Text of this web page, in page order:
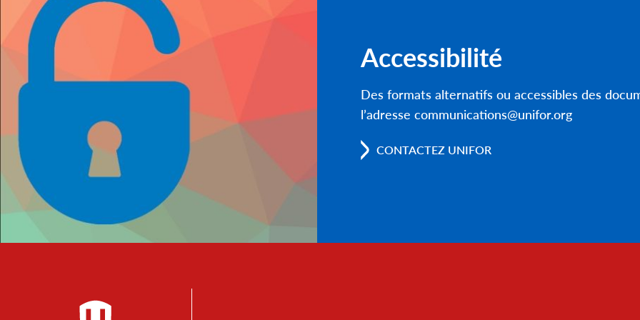
Accessibilité
Des formats alternatifs ou accessibles des
l’adresse communications@unifor.org
CONTACTEZ UNIFOR